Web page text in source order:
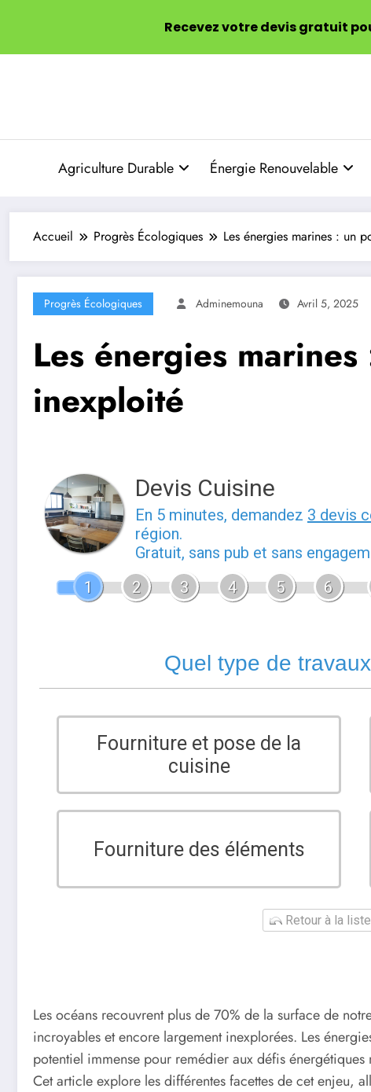
Agriculture Durable Énergie Renouvelable
Accueil Progrès Écologiques Les énergies marines : un
Progrès Écologiques Adminemouna Avril 5, 2025
Les énergies
inexploité
Devis Cuisine
En 5 minutes, demandez 3 devis
région.
Gratuit, sans pub et sans
1
2 3 4 5 6
Quel type de
Fourniture et pose de la
cuisine
Fourniture des éléments
Retour à la
Les océans recouvrent plus de 70% de la surface de
incroyables et encore largement inexplorées. Les
potentiel immense pour remédier aux défis
Cet article explore les différentes facettes de cet enjeu,
Recevez votre devis gratuit